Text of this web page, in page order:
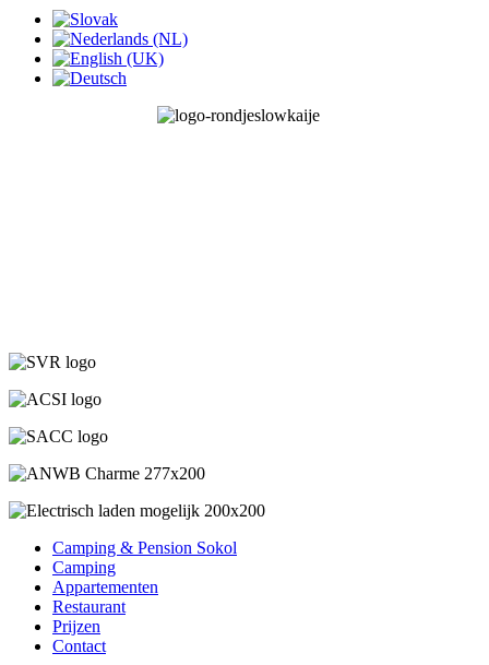
Camping & Pension Sokol
Camping
Appartementen
Restaurant
Prijzen
Contact